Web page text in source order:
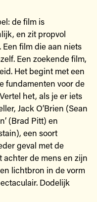
de film is
en zit propvol
film die aan niets
Een zoekende film,
Het begint met een
fundamenten voor de
het, als je er iets
Jack O’Brien (Sean
(Brad Pitt) en
een soort
geval met de
de mens en zijn
lichtbron in de vorm
Dodelijk